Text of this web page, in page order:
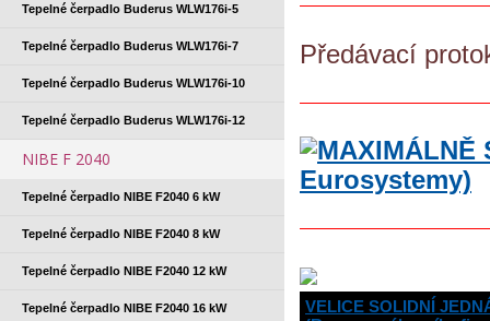
Tepelné čerpadlo Buderus WLW176i-5
Tepelné čerpadlo Buderus WLW176i-7
Tepelné čerpadlo Buderus WLW176i-10
Tepelné čerpadlo Buderus WLW176i-12
NIBE F 2040
Tepelné čerpadlo NIBE F2040 6 kW
Tepelné čerpadlo NIBE F2040 8 kW
Tepelné čerpadlo NIBE F2040 12 kW
Tepelné čerpadlo NIBE F2040 16 kW
Předávací
VELICE SOLIDNÍ